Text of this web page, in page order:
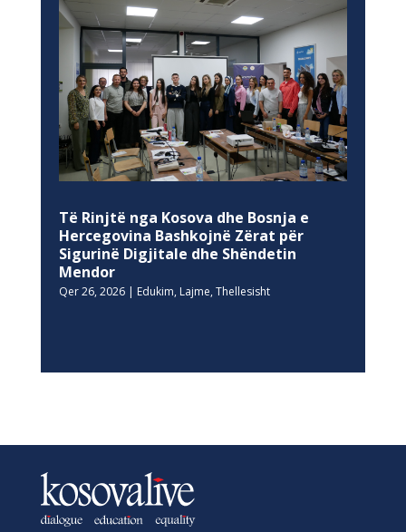
Të Rinjtë nga Kosova dhe Bosnja e
Hercegovina Bashkojnë Zërat për
Sigurinë Digjitale dhe Shëndetin
Mendor
Qer 26, 2026| Edukim, Lajme, Thellesisht